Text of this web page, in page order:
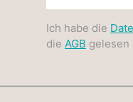
Ich habe die
die AGB gelesen